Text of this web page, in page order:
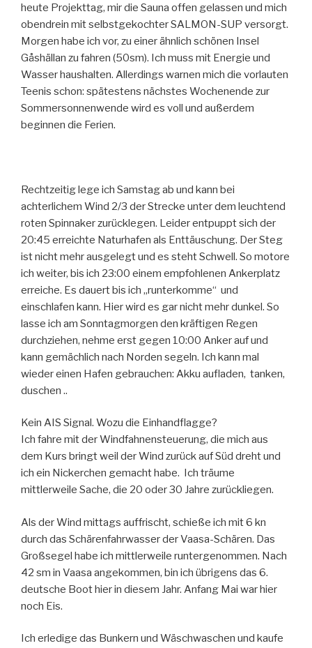
heute Projekttag, mir die Sauna offen gelassen und mich
obendrein mit selbstgekochter SALMON-SUP versorgt.
Morgen habe ich vor, zu einer ähnlich schönen Insel
Gåshällan zu fahren (50sm). Ich muss mit Energie und
Wasser haushalten. Allerdings warnen mich die vorlauten
Teenis schon: spätestens nächstes Wochenende zur
Sommersonnenwende wird es voll und außerdem
beginnen die Ferien.
Rechtzeitig lege ich Samstag ab und kann bei
achterlichem Wind 2/3 der Strecke unter dem leuchtend
roten Spinnaker zurücklegen. Leider entpuppt sich der
20:45 erreichte Naturhafen als Enttäuschung. Der Steg
ist nicht mehr ausgelegt und es steht Schwell. So motore
ich weiter, bis ich 23:00 einem empfohlenen Ankerplatz
erreiche. Es dauert bis ich „runterkomme“ und
einschlafen kann. Hier wird es gar nicht mehr dunkel. So
lasse ich am Sonntagmorgen den kräftigen Regen
durchziehen, nehme erst gegen 10:00 Anker auf und
kann gemächlich nach Norden segeln. Ich kann mal
wieder einen Hafen gebrauchen: Akku aufladen, tanken,
duschen ..
Kein AIS Signal. Wozu die Einhandflagge?
Ich fahre mit der Windfahnensteuerung, die mich aus
dem Kurs bringt weil der Wind zurück auf Süd dreht und
ich ein Nickerchen gemacht habe. Ich träume
mittlerweile Sache, die 20 oder 30 Jahre zurückliegen.
Als der Wind mittags auffrischt, schieße ich mit 6 kn
durch das Schärenfahrwasser der Vaasa-Schären. Das
Großsegel habe ich mittlerweile runtergenommen. Nach
42 sm in Vaasa angekommen, bin ich übrigens das 6.
deutsche Boot hier in diesem Jahr. Anfang Mai war hier
noch Eis.
Ich erledige das Bunkern und Wäschwaschen und kaufe